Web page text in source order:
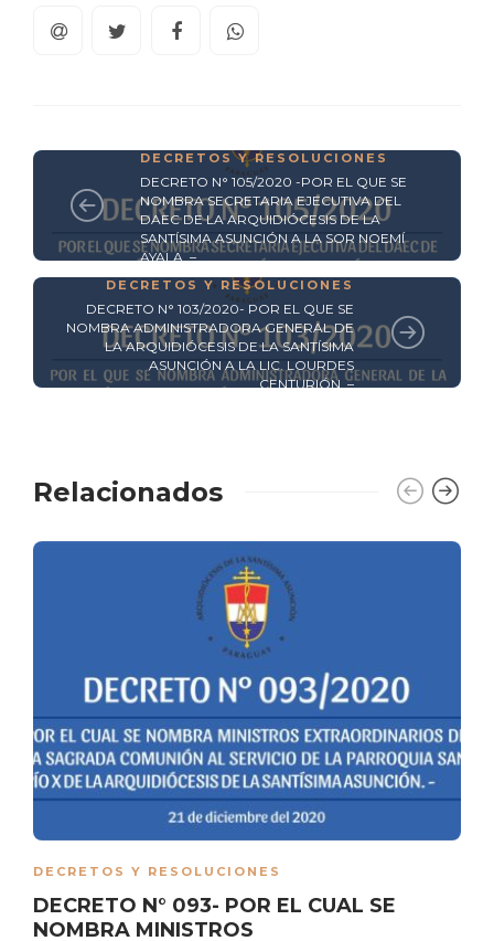
DECRETOS Y RESOLUCIONES
DECRETO N° 105/2020 -POR EL QUE SE
NOMBRA SECRETARIA EJECUTIVA DEL
DAEC DE LA ARQUIDIÓCESIS DE LA
SANTÍSIMA ASUNCIÓN A LA SOR NOEMÍ
AYALA. –
DECRETOS Y RESOLUCIONES
DECRETO N° 103/2020- POR EL QUE SE
NOMBRA ADMINISTRADORA GENERAL DE
LA ARQUIDIÓCESIS DE LA SANTÍSIMA
ASUNCIÓN A LA LIC. LOURDES
CENTURIÓN. –
Relacionados
DECRETOS Y RESOLUCIONES
DECRETO N° 093- POR EL CUAL SE
NOMBRA MINISTROS